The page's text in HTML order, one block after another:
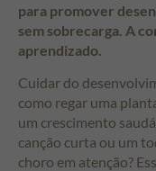
para promover
sem sobrecarga. A
aprendizado.
Cuidar do
como regar uma
um crescimento
canção curta ou um
choro em atenção?